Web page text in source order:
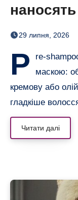
29 липня, 2026
P
re-
маскою:
кремову або
гладкіше
Читати далі